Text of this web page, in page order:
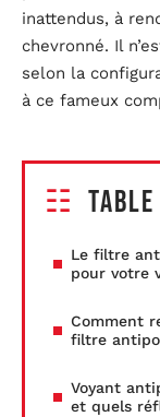
inattendus, à
chevronné. Il
selon la
à ce fameux
Le filtre
pour votre
Comment
filtre
Voyant
et quels